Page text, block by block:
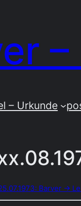
– Urkunde
Barver →